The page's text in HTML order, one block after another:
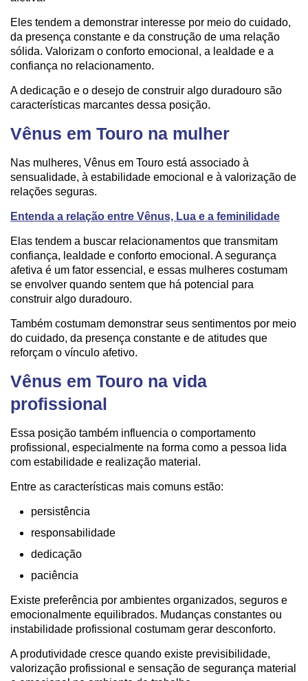
Eles tendem a demonstrar interesse por meio do cuidado,
da presença constante e da construção de uma relação
sólida. Valorizam o conforto emocional, a lealdade e a
confiança no relacionamento.
A dedicação e o desejo de construir algo duradouro são
características marcantes dessa posição.
Vênus em Touro na mulher
Nas mulheres, Vênus em Touro está associado à
sensualidade, à estabilidade emocional e à valorização de
relações seguras.
Entenda a relação entre Vênus, Lua e a feminilidade
Elas tendem a buscar relacionamentos que transmitam
confiança, lealdade e conforto emocional. A segurança
afetiva é um fator essencial, e essas mulheres costumam
se envolver quando sentem que há potencial para
construir algo duradouro.
Também costumam demonstrar seus sentimentos por meio
do cuidado, da presença constante e de atitudes que
reforçam o vínculo afetivo.
Vênus em Touro na vida
profissional
Essa posição também influencia o comportamento
profissional, especialmente na forma como a pessoa lida
com estabilidade e realização material.
Entre as características mais comuns estão:
persistência
responsabilidade
dedicação
paciência
Existe preferência por ambientes organizados, seguros e
emocionalmente equilibrados. Mudanças constantes ou
instabilidade profissional costumam gerar desconforto.
A produtividade cresce quando existe previsibilidade,
valorização profissional e sensação de segurança material